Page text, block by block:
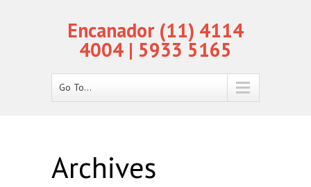
Encanador (11) 4114
4004 | 5933 5165
Go To...
Archives